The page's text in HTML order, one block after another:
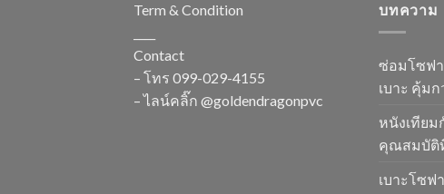
Term & Condition
Contact
– โทร 099-029-4155
– ไลน์คลิ๊ก @goldendragonpvc
บทความ
ซ่อมโซฟ
เบาะ คุ้ม
หนังเทียม
คุณสมบัติ
เบาะโซฟ